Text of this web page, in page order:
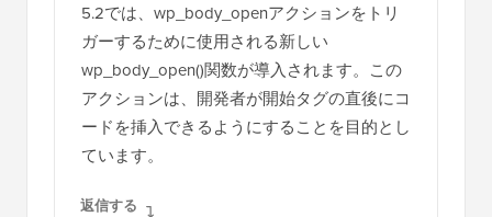
5.2では、wp_body_openアクションをトリ
ガーするために使用される新しい
wp_body_open()関数が導入されます。この
アクションは、開発者が開始タグの直後にコ
ードを挿入できるようにすることを目的とし
ています。
返信する